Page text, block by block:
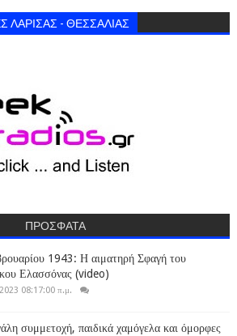
- ΘΕΣΣΑΛΙΑΣ
ΠΡΟΣΦΑΤΑ
1943: Η αιματηρή Σφαγή του
Ελασσόνας (video)
08:17:00 π.μ.
συμμετοχή, παιδικά χαμόγελα και όμορφες